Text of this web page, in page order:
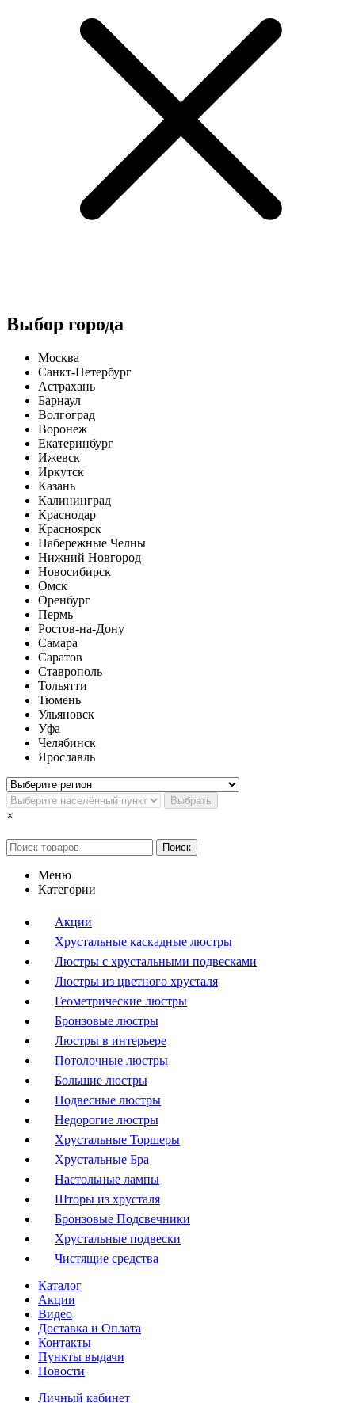
Выбор города
Москва
Санкт-Петербург
Астрахань
Барнаул
Волгоград
Воронеж
Екатеринбург
Ижевск
Иркутск
Казань
Калининград
Краснодар
Красноярск
Набережные Челны
Нижний Новгород
Новосибирск
Омск
Оренбург
Пермь
Ростов-на-Дону
Самара
Саратов
Ставрополь
Тольятти
Тюмень
Ульяновск
Уфа
Челябинск
Ярославль
Выбрать
×
Поиск
Меню
Категории
Акции
Хрустальные каскадные люстры
Люстры с хрустальными подвесками
Люстры из цветного хрусталя
Геометрические люстры
Бронзовые люстры
Люстры в интерьере
Потолочные люстры
Большие люстры
Подвесные люстры
Недорогие люстры
Хрустальные Торшеры
Хрустальные Бра
Настольные лампы
Шторы из хрусталя
Бронзовые Подсвечники
Хрустальные подвески
Чистящие средства
Каталог
Акции
Видео
Доставка и Оплата
Контакты
Пункты выдачи
Новости
Личный кабинет